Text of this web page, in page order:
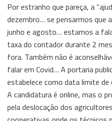
Por estranho que pareça, a
dezembro… se pensarmos que
junho e agosto… estamos a
taxa do contador durante 2
fora. Também não é
falar em Covid… A portaria
estabelece como data limite
A candidatura é online, mas o
pela deslocação dos